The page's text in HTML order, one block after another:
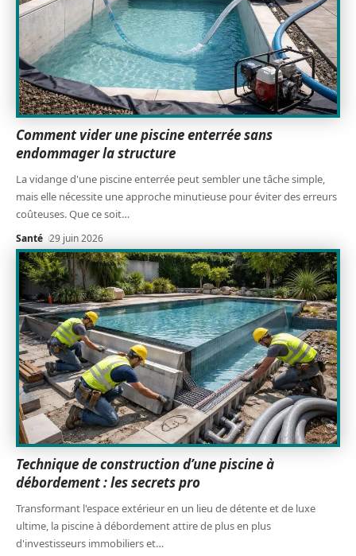
Comment vider une piscine enterrée sans
endommager la structure
La vidange d'une piscine enterrée peut sembler une tâche simple,
mais elle nécessite une approche minutieuse pour éviter des erreurs
coûteuses. Que ce soit…
Santé 29 juin 2026
Technique de construction d’une piscine à
débordement : les secrets pro
Transformant l'espace extérieur en un lieu de détente et de luxe
ultime, la piscine à débordement attire de plus en plus
d'investisseurs immobiliers et…